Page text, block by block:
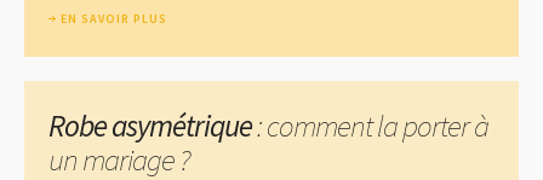
EN SAVOIR PLUS
Robe asymétrique: comment la porter à
un mariage ?